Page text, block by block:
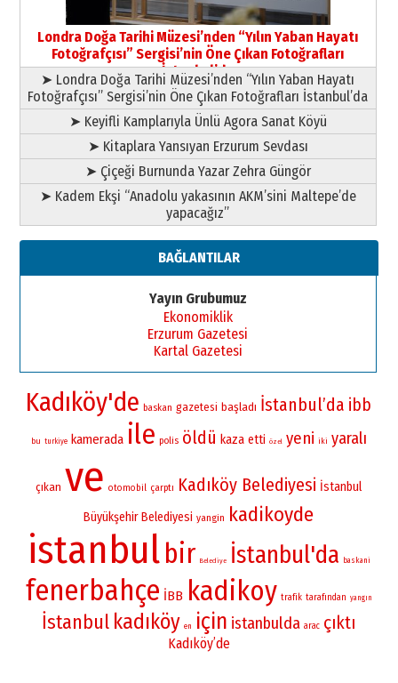
Yusuf POLAT
Şampiyonluk Sebahattin Şirin’e
yazar
11 Mayıs 2026 Pazartesi
Londra Doğa Tarihi Müzesi’nden “Yılın Yaban Hayatı
Fotoğrafçısı” Sergisi’nin Öne Çıkan Fotoğrafları
İstanbul’da
➤ Londra Doğa Tarihi Müzesi’nden “Yılın Yaban Hayatı
Fotoğrafçısı” Sergisi’nin Öne Çıkan Fotoğrafları İstanbul’da
➤ Keyifli Kamplarıyla Ünlü Agora Sanat Köyü
➤ Kitaplara Yansıyan Erzurum Sevdası
➤ Çiçeği Burnunda Yazar Zehra Güngör
➤ Kadem Ekşi “Anadolu yakasının AKM’sini Maltepe’de
yapacağız”
BAĞLANTILAR
Yayın Grubumuz
Ekonomiklik
Erzurum Gazetesi
Kartal Gazetesi
Kadıköy'de baskan gazetesi başladı İstanbul’da ibb
bu turkiye kamerada ile polis öldü kaza etti özel yeni iki yaralı
çıkan ve otomobil çarptı Kadıköy Belediyesi İstanbul
Büyükşehir Belediyesi yangin kadikoyde
istanbulbir Belediye İstanbul'da baskani
fenerbahçe İBB kadikoy trafik tarafından yangın
İstanbul kadıköy en için istanbulda arac çıktı
Kadıköy’de